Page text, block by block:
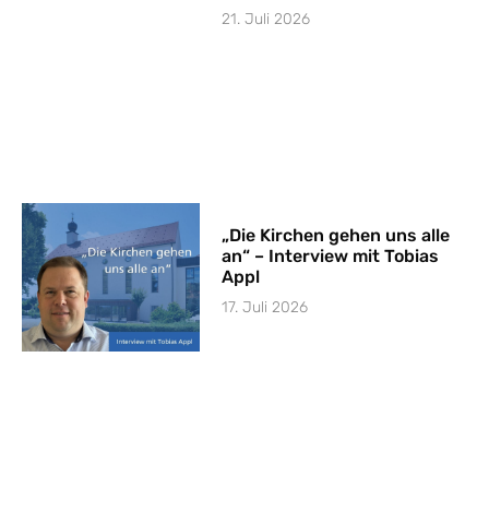
21. Juli 2026
„Die Kirchen gehen uns alle
an“ – Interview mit Tobias
Appl
17. Juli 2026